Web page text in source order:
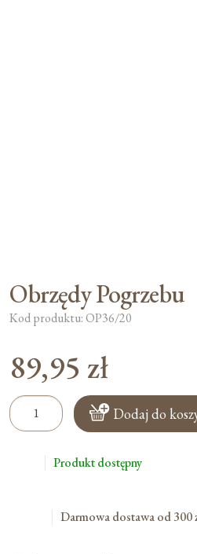
Obrzędy Pogrzebu
Kod produktu: OP36/20
89,95 zł
ilość
Obrzędy
Dodaj do
Produkt dostępny
Darmowa dostawa od 300